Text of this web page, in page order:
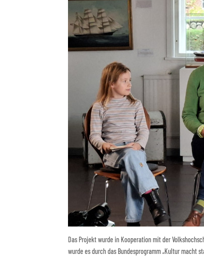
Das Projekt wurde in Kooperation mit der
wurde es durch das Bundesprogramm „Kultur macht